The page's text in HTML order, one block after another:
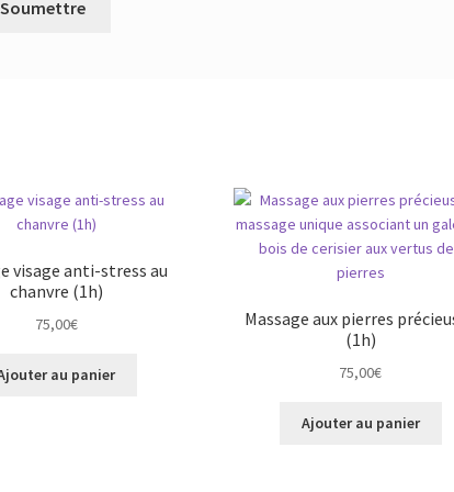
visage anti-stress au
chanvre (1h)
75,00€
au panier
Massage aux pierres
(1h)
75,00€
Ajouter au panier